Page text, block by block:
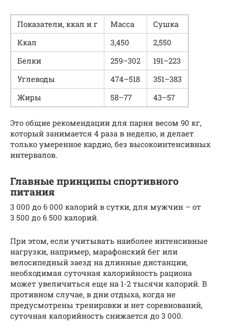
Показатели, ккал и г Масса
Сушка
Ккал
3,450
2,550
Белки
259–302
191–223
Углеводы
474–518
351–383
Жиры
58–77 43–57
Это общие рекомендации для парня весом 90 кг,
который занимается 4 раза в неделю, и делает
только умеренное кардио, без высокоинтенсивных
интервалов.
Главные принципы спортивного
питания
3 000 до 6 000 калорий в сутки, для мужчин – от
3 500 до 6 500 калорий.
При этом, если учитывать наиболее интенсивные
нагрузки, например, марафонский бег или
велосипедный заезд на длинные дистанции,
необходимая суточная калорийность рациона
может увеличиться еще на 1-2 тысячи калорий. В
противном случае, в дни отдыха, когда не
предусмотрены тренировки и нет соревнований,
суточная калорийность снижается до 3 000.